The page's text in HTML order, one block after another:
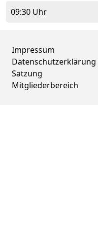
09:30 Uhr
Impressum
Datenschutzerklärung
Satzung
Mitgliederbereich